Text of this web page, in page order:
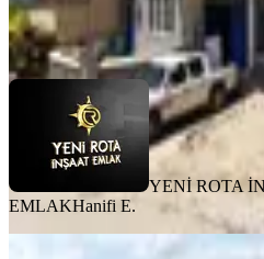
YENİ ROTA İNŞAAT EMLAK
Ara
YENİ ROTA
EMLAKHanifi E.